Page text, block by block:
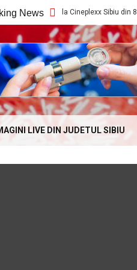
News
vedem la Cineplexx Sibiu din 8 noiembrie
LIVE DIN JUDETUL SIBIU